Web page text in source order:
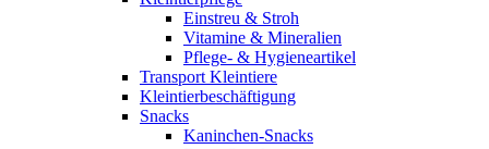
Einstreu & Stroh
Vitamine & Mineralien
Pflege- & Hygieneartikel
Transport Kleintiere
Kleintierbeschäftigung
Snacks
Kaninchen-Snacks